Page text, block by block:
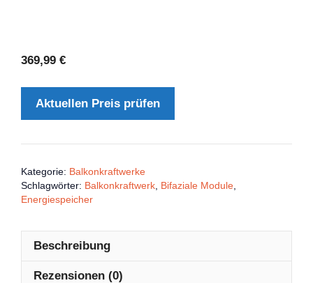
369,99 €
Aktuellen Preis prüfen
Kategorie: Balkonkraftwerke
Schlagwörter: Balkonkraftwerk Bifaziale Module
Energiespeicher
Beschreibung
Rezensionen (0)